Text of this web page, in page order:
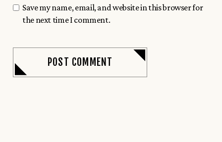
Save my name, email, and website in this browser for
the next time I comment.
POST COMMENT